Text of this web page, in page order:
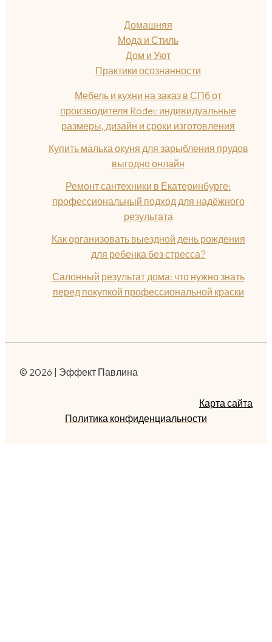
Домашняя
Мода и Стиль
Дом и Уют
Практики осознанности
Мебель и кухни на заказ в СПб от
производителя Rodei: индивидуальные
размеры, дизайн и сроки изготовления
Купить малька окуня для зарыбления прудов
выгодно онлайн
Ремонт сантехники в Екатеринбурге:
профессиональный подход для надёжного
результата
Как организовать выездной день рождения
для ребенка без стресса?
Салонный результат дома: что нужно знать
перед покупкой профессиональной краски
© 2026 | Эффект Павлина
Карта сайта
Политика конфиденциальности